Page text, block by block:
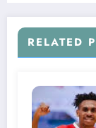
RELATED